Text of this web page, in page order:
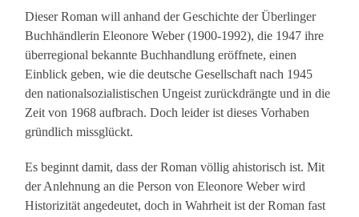
Dieser Roman will anhand der Geschichte der Überlinger
Buchhändlerin Eleonore Weber (1900-1992), die 1947 ihre
überregional bekannte Buchhandlung eröffnete, einen
Einblick geben, wie die deutsche Gesellschaft nach 1945
den nationalsozialistischen Ungeist zurückdrängte und in die
Zeit von 1968 aufbrach. Doch leider ist dieses Vorhaben
gründlich missglückt.
Es beginnt damit, dass der Roman völlig ahistorisch ist. Mit
der Anlehnung an die Person von Eleonore Weber wird
Historizität angedeutet, doch in Wahrheit ist der Roman fast